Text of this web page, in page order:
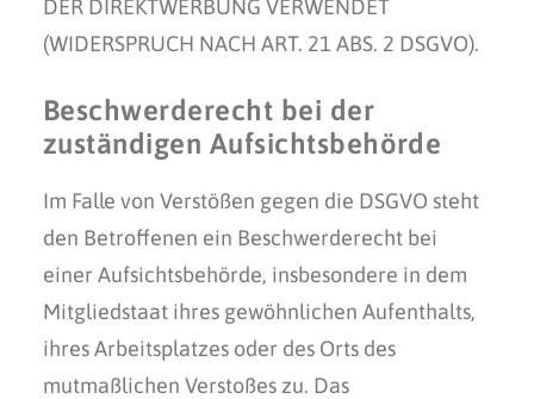
DER DIREKTWERBUNG VERWENDET
(WIDERSPRUCH NACH ART. 21 ABS. 2 DSGVO).
Beschwerde­recht bei der
zuständigen Aufsichts­behörde
Im Falle von Verstößen gegen die DSGVO steht
den Betroffenen ein Beschwerderecht bei
einer Aufsichtsbehörde, insbesondere in dem
Mitgliedstaat ihres gewöhnlichen Aufenthalts,
ihres Arbeitsplatzes oder des Orts des
mutmaßlichen Verstoßes zu. Das